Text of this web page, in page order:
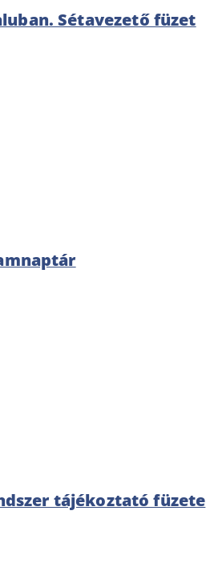
Sétavezető füzet
tájékoztató füzete